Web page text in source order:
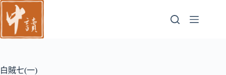
跳
至
主
容
白賊七(一)